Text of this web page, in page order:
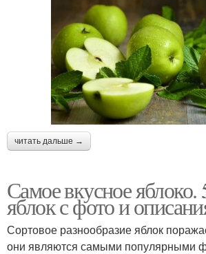
читать дальше →
Самое вкусное яблоко.
яблок с фото и
Сортовое разнообразие яблок
они являются самыми популярными